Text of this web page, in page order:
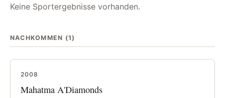
Keine Sportergebnisse vorhanden.
NACHKOMMEN (1)
2008
Mahatma A'Diamonds